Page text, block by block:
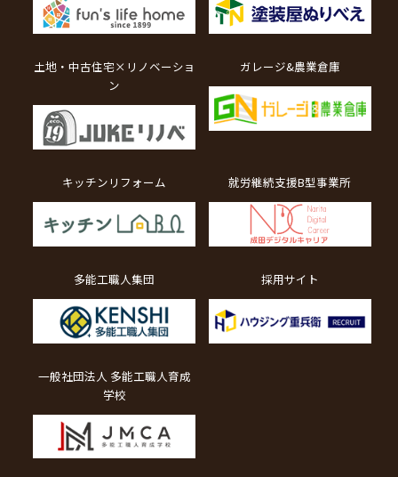
土地・中古住宅×リノベーショ
ン
ガレージ&農業倉庫
キッチンリフォーム 就労継続支援B型事業所
多能工職人集団 採用サイト
一般社団法人 多能工職人育成
学校